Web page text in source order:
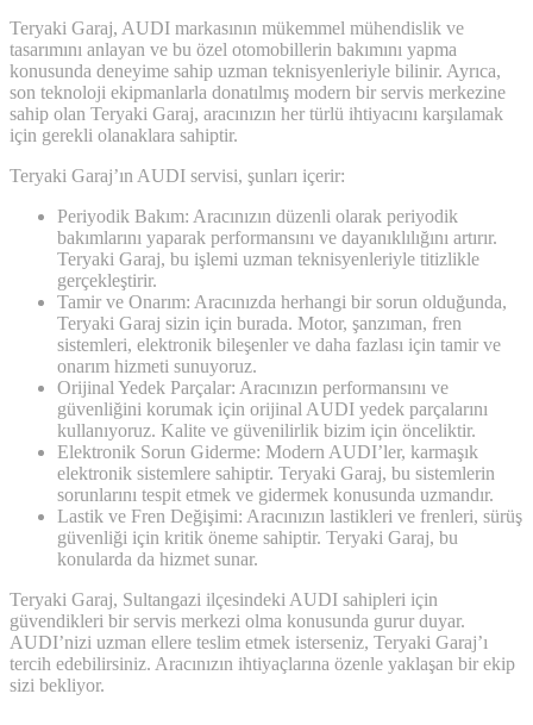
Teryaki Garaj, AUDI markasının mükemmel mühendislik ve
tasarımını anlayan ve bu özel otomobillerin bakımını yapma
konusunda deneyime sahip uzman teknisyenleriyle bilinir. Ayrıca,
son teknoloji ekipmanlarla donatılmış modern bir servis merkezine
sahip olan Teryaki Garaj, aracınızın her türlü ihtiyacını karşılamak
için gerekli olanaklara sahiptir.
Teryaki Garaj’ın AUDI servisi, şunları içerir:
Periyodik Bakım: Aracınızın düzenli olarak periyodik
bakımlarını yaparak performansını ve dayanıklılığını artırır.
Teryaki Garaj, bu işlemi uzman teknisyenleriyle titizlikle
gerçekleştirir.
Tamir ve Onarım: Aracınızda herhangi bir sorun olduğunda,
Teryaki Garaj sizin için burada. Motor, şanzıman, fren
sistemleri, elektronik bileşenler ve daha fazlası için tamir ve
onarım hizmeti sunuyoruz.
Orijinal Yedek Parçalar: Aracınızın performansını ve
güvenliğini korumak için orijinal AUDI yedek parçalarını
kullanıyoruz. Kalite ve güvenilirlik bizim için önceliktir.
Elektronik Sorun Giderme: Modern AUDI’ler, karmaşık
elektronik sistemlere sahiptir. Teryaki Garaj, bu sistemlerin
sorunlarını tespit etmek ve gidermek konusunda uzmandır.
Lastik ve Fren Değişimi: Aracınızın lastikleri ve frenleri, sürüş
güvenliği için kritik öneme sahiptir. Teryaki Garaj, bu
konularda da hizmet sunar.
Teryaki Garaj, Sultangazi ilçesindeki AUDI sahipleri için
güvendikleri bir servis merkezi olma konusunda gurur duyar.
AUDI’nizi uzman ellere teslim etmek isterseniz, Teryaki Garaj’ı
tercih edebilirsiniz. Aracınızın ihtiyaçlarına özenle yaklaşan bir ekip
sizi bekliyor.